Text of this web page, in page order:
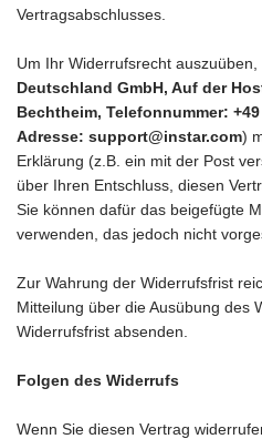
Vertragsabschlusses.
Um Ihr Widerrufsrecht
Deutschland GmbH, Auf der
Bechtheim, Telefonnummer: +49
Adresse: support@instar.com)
Erklärung (z.B. ein mit der Post
über Ihren Entschluss, diesen
Sie können dafür das beigefügte
verwenden, das jedoch nicht
Zur Wahrung der Widerrufsfrist
Mitteilung über die Ausübung des
Widerrufsfrist absenden.
Folgen des Widerrufs
Wenn Sie diesen Vertrag